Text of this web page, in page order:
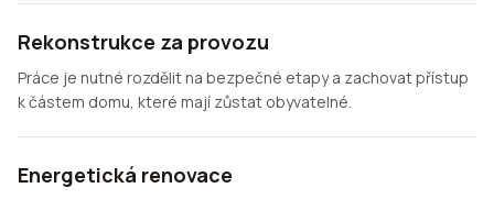
Rekonstrukce za provozu
Práce je nutné rozdělit na bezpečné etapy a zachovat přístup
k částem domu, které mají zůstat obyvatelné.
Energetická renovace